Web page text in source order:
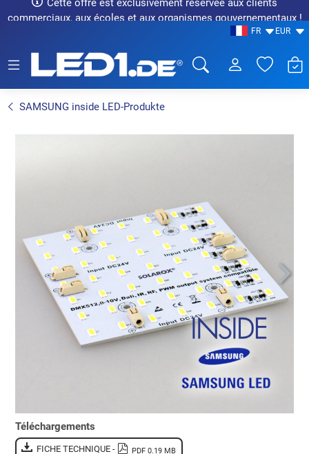
Cette offre est exclusivement réservée aux clients
commerciaux, aux écoles et aux organismes gouvernementaux !
FR EUR
SAMSUNG inside LED-Produkte

Téléchargements
FICHE TECHNIQUE - PDF 0.19 MB